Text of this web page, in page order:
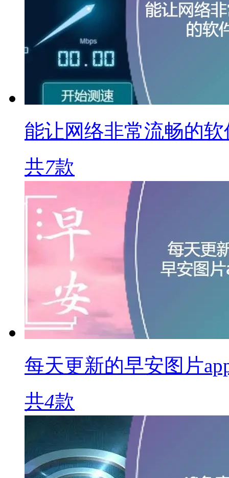
能让网络非常流畅的软
共7款
每天更新的早安图片
共4款